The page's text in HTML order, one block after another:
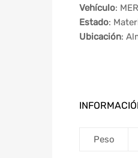
Vehículo:
Estado:
Ubicación:
Peso